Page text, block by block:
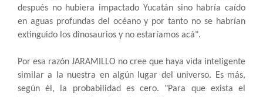
después no hubiera impactado Yucatán sino habría caído
en aguas profundas del océano y por tanto no se habrían
extinguido los dinosaurios y no estaríamos acá".
Por esa razón JARAMILLO no cree que haya vida inteligente
similar a la nuestra en algún lugar del universo. Es más,
según él, la probabilidad es cero. "Para que exista el